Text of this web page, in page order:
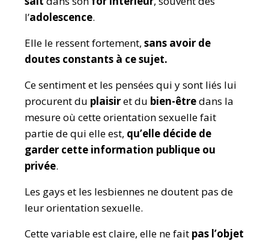
l’adolescence.
Elle le ressent fortement, sans avoir de
doutes constants à ce sujet.
Ce sentiment et les pensées qui y sont liés lui
procurent du plaisiret du bien-êtredans la
mesure où cette orientation sexuelle fait
partie de qui elle est, qu’elle décide de
garder cette information publique ou
privée.
Les gays et les lesbiennes ne doutent pas de
leur orientation sexuelle.
Cette variable est claire, elle ne fait pas l’objet